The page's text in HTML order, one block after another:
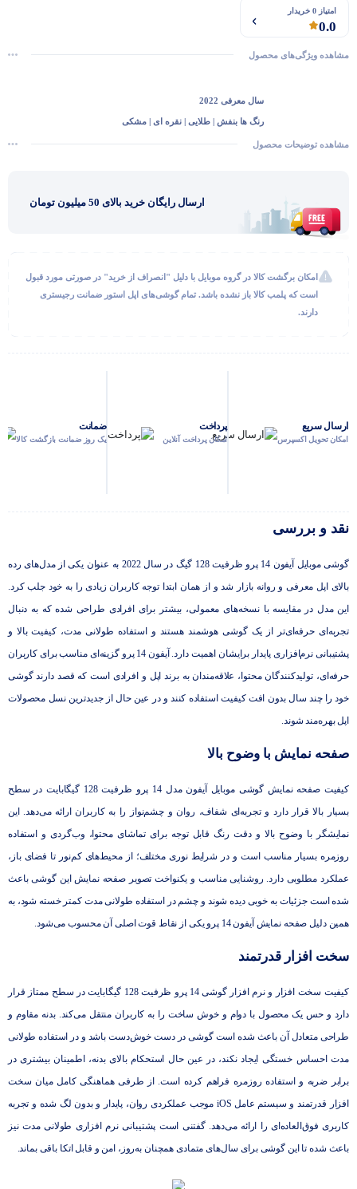
امتیاز 0 خریدار
0.0
مشاهده ویژگی‌های محصول
سال معرفی 2022
رنگ‌ ها بنفش | طلایی | نقره ای | مشکی
جنس بدنهاستیل ضد زنگ
وضوح تصویر
مشاهده توضیحات محصول
ارسال رایگان خرید بالای 50 میلیون تومان
امکان برگشت کالا در گروه موبایل با دلیل "انصراف از خرید" در صورتی مورد قبول
است که پلمب کالا باز نشده باشد. تمام گوشی‌های اپل استور ضمانت رجیستری
دارند.
ارسال سریع
امکان تحویل اکسپرس
پرداخت
امکان پرداخت آنلاین
ضمانت
یک روز ضمانت بازگشت کالا
نقد و بررسی
گوشی موبایل آیفون 14 پرو ظرفیت 128 گیگ در سال 2022 به ‌عنوان یکی از مدل‌های رده
‌بالای اپل معرفی و روانه بازار شد و از همان ابتدا توجه کاربران زیادی را به خود جلب کرد.
این مدل در مقایسه با نسخه‌های معمولی، بیشتر برای افرادی طراحی شده که به ‌دنبال
تجربه‌ای حرفه‌ای‌تر از یک گوشی هوشمند هستند و استفاده طولانی ‌مدت، کیفیت بالا و
پشتیبانی نرم‌افزاری پایدار برایشان اهمیت دارد. آیفون 14 پرو گزینه‌ای مناسب برای کاربران
حرفه‌ای، تولیدکنندگان محتوا، علاقه‌مندان به برند اپل و افرادی است که قصد دارند گوشی
خود را چند سال بدون افت کیفیت استفاده کنند و در عین حال از جدیدترین نسل محصولات
اپل بهره‌مند شوند.
صفحه نمایش با وضوح بالا
کیفیت صفحه ‌نمایش گوشی موبایل آیفون مدل 14 پرو ظرفیت 128 گیگابایت در سطح
بسیار بالا قرار دارد و تجربه‌ای شفاف، روان و چشم‌نواز را به کاربران ارائه می‌دهد. این
نمایشگر با وضوح بالا و دقت رنگ قابل توجه برای تماشای محتوا، وب‌گردی و استفاده
روزمره بسیار مناسب است و در شرایط نوری مختلف؛ از محیط‌های کم‌نور تا فضای باز،
عملکرد مطلوبی دارد. روشنایی مناسب و یکنواخت تصویر صفحه نمایش این گوشی باعث
شده است جزئیات به‌ خوبی دیده شوند و چشم در استفاده طولانی ‌مدت کمتر خسته شود، به
همین دلیل صفحه ‌نمایش آیفون 14 پرو یکی از نقاط قوت اصلی آن محسوب می‌شود.
سخت افزار قدرتمند
کیفیت سخت ‌افزار و نرم ‌افزار گوشی 14 پرو ظرفیت 128 گیگابایت در سطح ممتاز قرار
دارد و حس یک محصول با دوام و خوش‌ ساخت را به کاربران منتقل می‌کند. بدنه مقاوم و
طراحی متعادل آن باعث شده است گوشی در دست خوش‌دست باشد و در استفاده طولانی‌
مدت احساس خستگی ایجاد نکند، در عین حال استحکام بالای بدنه، اطمینان بیشتری در
برابر ضربه و استفاده روزمره فراهم کرده است. از طرفی هماهنگی کامل میان سخت
‌افزار قدرتمند و سیستم‌ عامل iOS موجب عملکردی روان، پایدار و بدون لگ شده و تجربه
کاربری فوق‌العاده‌ای را ارائه می‌دهد. گفتنی است پشتیبانی نرم ‌افزاری طولانی ‌مدت نیز
باعث شده تا این گوشی برای سال‌های متمادی همچنان به‌روز، امن و قابل اتکا باقی بماند.
گفتگو با غرفه‌دار